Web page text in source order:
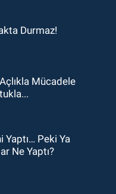
Durmaz!
Mücadele
Peki Ya
Ne Yaptı?